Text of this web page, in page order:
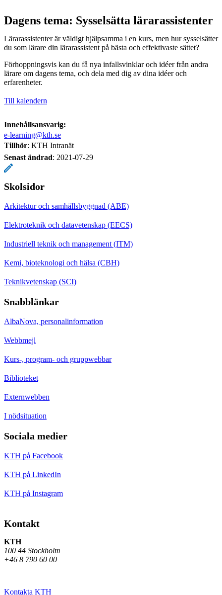
Dagens tema: Sysselsätta lärarassistenter
Lärarassistenter är väldigt hjälpsamma i en kurs, men hur sysselsätter
du som lärare din lärarassistent på bästa och effektivaste sättet?
Förhoppningsvis kan du få nya infallsvinklar och idéer från andra
lärare om dagens tema, och dela med dig av dina idéer och
erfarenheter.
Till kalendern
Innehållsansvarig:
e-learning@kth.se
Tillhör: KTH Intranät
Senast ändrad: 2021-07-29
Skolsidor
Arkitektur och samhällsbyggnad (ABE)
Elektroteknik och datavetenskap (EECS)
Industriell teknik och management (ITM)
Kemi, bioteknologi och hälsa (CBH)
Teknikvetenskap (SCI)
Snabblänkar
AlbaNova, personalinformation
Webbmejl
Kurs-, program- och gruppwebbar
Biblioteket
Externwebben
I nödsituation
Sociala medier
KTH på Facebook
KTH på LinkedIn
KTH på Instagram
Kontakt
KTH
100 44 Stockholm
+46 8 790 60 00
Kontakta KTH